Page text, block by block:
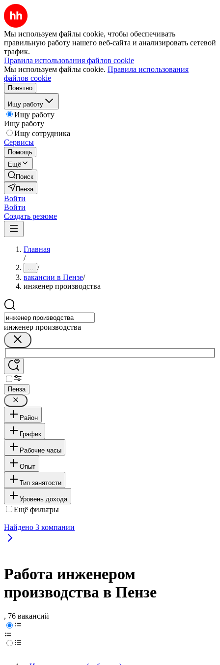
Мы используем файлы cookie, чтобы обеспечивать
правильную работу нашего веб-сайта и анализировать сетевой
трафик.
Правила использования файлов cookie
Мы используем файлы cookie. Правила использования
файлов cookie
Понятно
Ищу работу
Ищу работу
Ищу работу
Ищу сотрудника
Сервисы
Помощь
Ещё
Поиск
Пенза
Войти
Войти
Создать резюме
Главная
/
... /
вакансии в Пензе/
инженер производства
инженер производства
Пенза
Район
График
Рабочие часы
Опыт
Тип занятости
Уровень дохода
Ещё фильтры
Найдено 3 компании
Работа инженером
производства в Пензе
, 76 вакансий